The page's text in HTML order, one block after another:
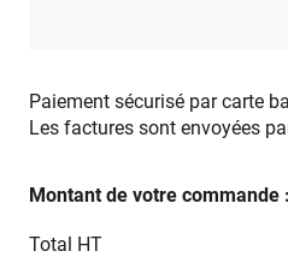
Paiement sécurisé par carte
Les factures sont envoyées
Montant de votre commande :
Total HT